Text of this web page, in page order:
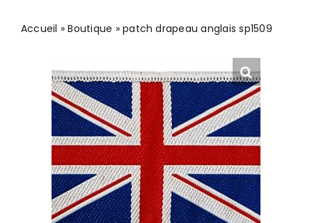
Accueil »Boutique »patch drapeau anglais sp1509